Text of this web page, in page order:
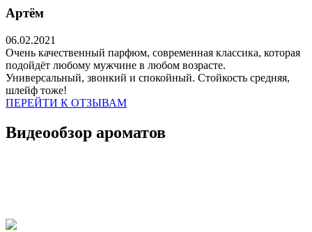
Артём
06.02.2021
Очень качественный парфюм, современная классика, которая
подойдёт любому мужчине в любом возрасте.
Универсальный, звонкий и спокойный. Стойкость средняя,
шлейф тоже!
ПЕРЕЙТИ К ОТЗЫВАМ
Видеообзор ароматов